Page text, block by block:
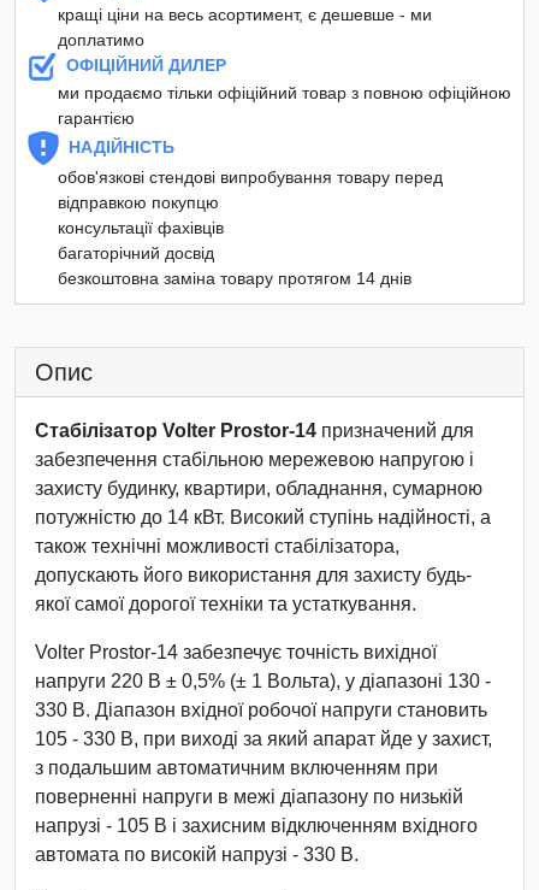
кращі ціни на весь асортимент, є дешевше - ми
доплатимо
ОФІЦІЙНИЙ ДИЛЕР
ми продаємо тільки офіційний товар з повною офіційною
гарантією
НАДІЙНІСТЬ
обов'язкові стендові випробування товару перед
відправкою покупцю
консультації фахівців
багаторічний досвід
безкоштовна заміна товару протягом 14 днів
Опис
Стабілізатор Volter Prostor-14 призначений для
забезпечення стабільною мережевою напругою і
захисту будинку, квартири, обладнання, сумарною
потужністю до 14 кВт. Високий ступінь надійності, а
також технічні можливості стабілізатора,
допускають його використання для захисту будь-
якої самої дорогої техніки та устаткування.
Volter Prostor-14 забезпечує точність вихідної
напруги 220 В ± 0,5% (± 1 Вольта), у діапазоні 130 -
330 В. Діапазон вхідної робочої напруги становить
105 - 330 В, при виході за який апарат йде у захист,
з подальшим автоматичним включенням при
поверненні напруги в межі діапазону по низькій
напрузі - 105 В і захисним відключенням вхідного
автомата по високій напрузі - 330 В.